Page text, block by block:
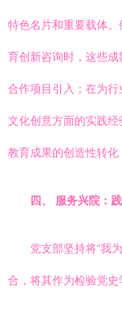
特色名片和重要载体
育创新咨询时，这些
合作项目引入；在为
文化创意方面的实践
教育成果的创造性转化
四、 服务兴院：
党支部坚持将“我
合，将其作为检验党史